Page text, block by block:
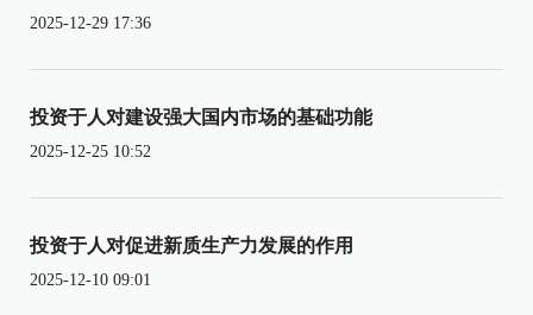
2025-12-29 17:36
投资于人对建设强大国内市场的基础功能
2025-12-25 10:52
投资于人对促进新质生产力发展的作用
2025-12-10 09:01